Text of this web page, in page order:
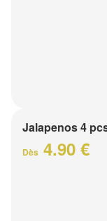
Jalapenos 4
Dès 4.90 €